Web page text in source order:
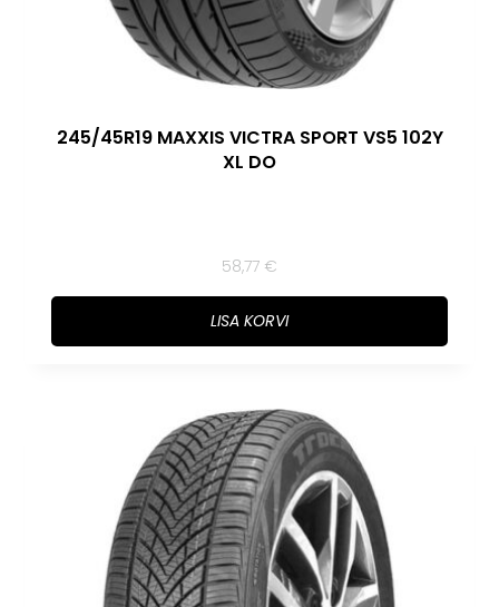
245/45R19 MAXXIS VICTRA SPORT VS5 102Y
XL DO
58,77 €
LISA KORVI